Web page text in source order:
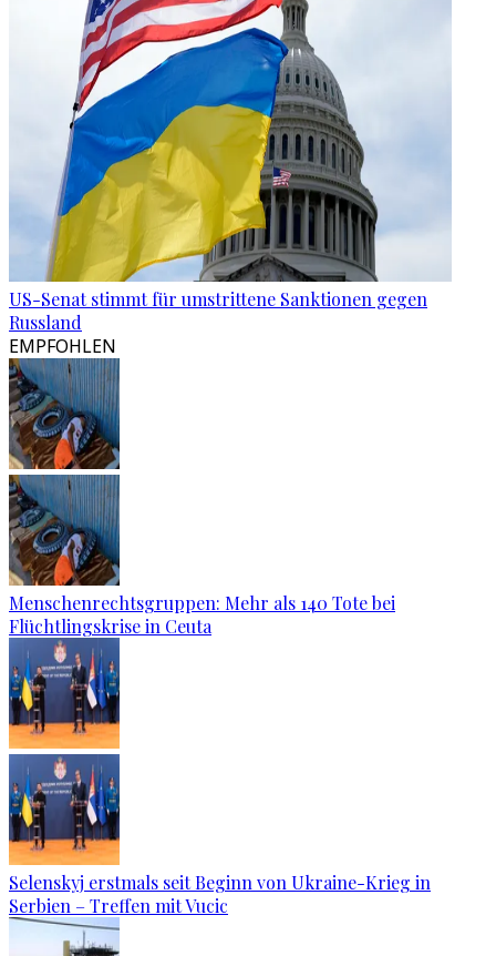
US-Senat stimmt für umstrittene Sanktionen gegen
Russland
EMPFOHLEN
Menschenrechtsgruppen: Mehr als 140 Tote bei
Flüchtlingskrise in Ceuta
Selenskyj erstmals seit Beginn von Ukraine-Krieg in
Serbien – Treffen mit Vucic